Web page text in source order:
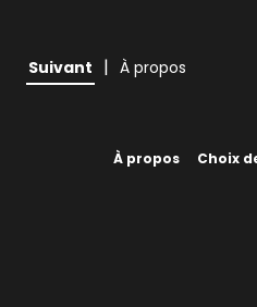
Suivant | À propos
À propos Choix